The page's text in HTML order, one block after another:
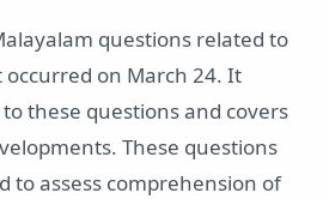
questions related to
on March 24. It
these questions and covers
These questions
to assess comprehension of